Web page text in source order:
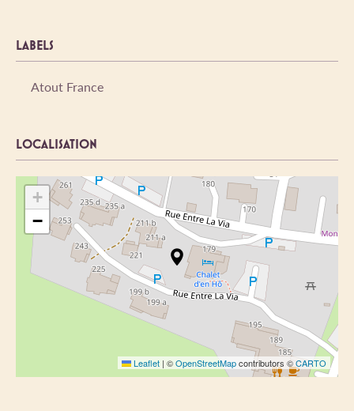
LABELS
Atout France
LOCALISATION
+
−
Leaflet | ©OpenStreetMapcontributors ©CARTO